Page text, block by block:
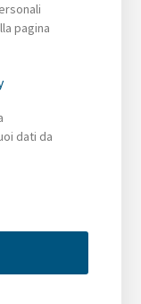
pagina
dati da